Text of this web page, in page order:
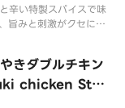
辛い特製スパイスで味
旨みと刺激がクセにな
blend thi
きダブルチキン
chicken Stea